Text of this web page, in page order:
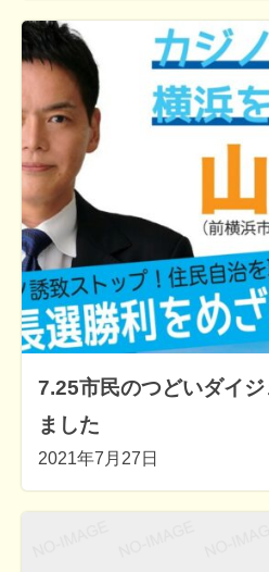
7.25市民のつどいダイ
ました
2021年7月27日